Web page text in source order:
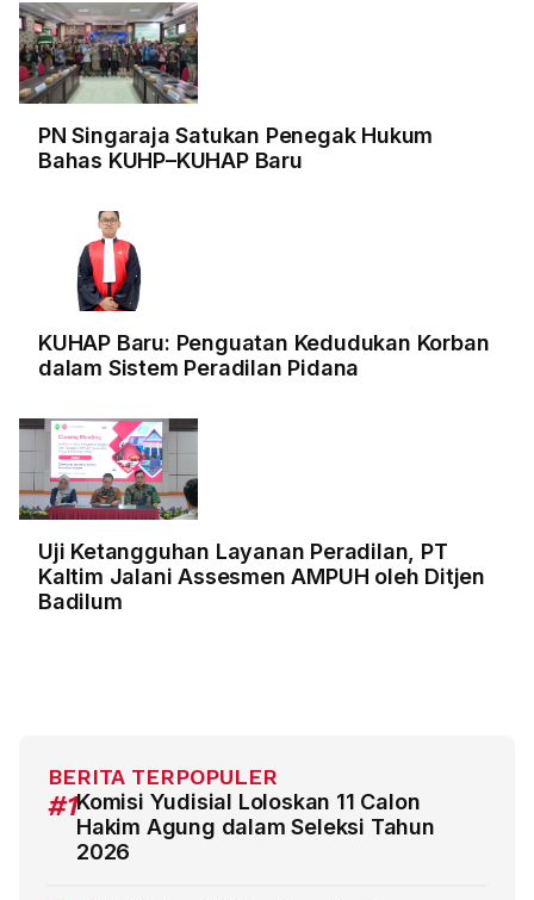
PN Singaraja Satukan Penegak Hukum
Bahas KUHP–KUHAP Baru
KUHAP Baru: Penguatan Kedudukan Korban
dalam Sistem Peradilan Pidana
Uji Ketangguhan Layanan Peradilan, PT
Kaltim Jalani Assesmen AMPUH oleh Ditjen
Badilum
BERITA TERPOPULER
#1Komisi Yudisial Loloskan 11 Calon
Hakim Agung dalam Seleksi Tahun
2026